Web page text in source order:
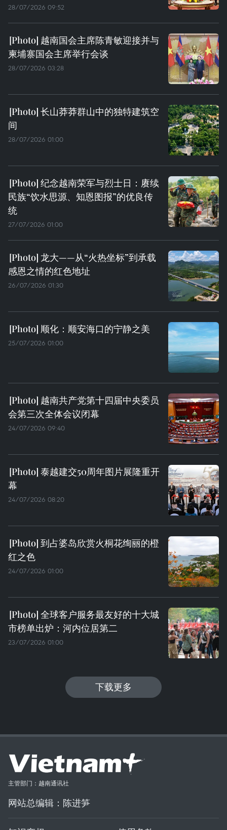
28/07/2026 09:52
越南国会主席陈青敏迎接并与
柬埔寨国会主席举行会谈
28/07/2026 03:28
长山莽莽群山中的独特建筑空
间
28/07/2026 01:00
纪念越南荣军与烈士日：赓续
民族“饮水思源、知恩图报”的优良传
统
27/07/2026 01:00
龙大——从“火热坐标”到承载
感恩之情的红色地址
26/07/2026 01:30
顺化：顺安海口的宁静之美
25/07/2026 01:00
越南共产党第十四届中央委员
会第三次全体会议闭幕
24/07/2026 09:40
泰越建交50周年图片展隆重开
幕
24/07/2026 08:20
到占婆岛欣赏火桐花绚丽的橙
红之色
24/07/2026 01:00
全球客户服务最友好的十大城
市榜单出炉：河内位居第二
23/07/2026 01:00
下载更多
主管部门：越南通讯社
网站总编辑：陈进笋